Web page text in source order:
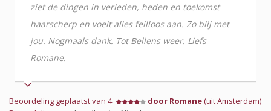
ziet de dingen in verleden, heden en toekomst
haarscherp en voelt alles feilloos aan. Zo blij met
jou. Nogmaals dank. Tot Bellens weer. Liefs
Romane.
Beoordeling geplaatst van 4 door Romane(uit Amsterdam)